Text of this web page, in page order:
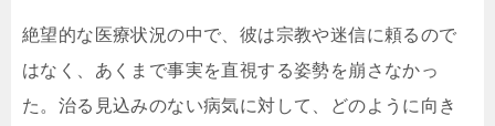
絶望的な医療状況の中で、彼は宗教や迷信に頼るので
はなく、あくまで事実を直視する姿勢を崩さなかっ
た。治る見込みのない病気に対して、どのように向き